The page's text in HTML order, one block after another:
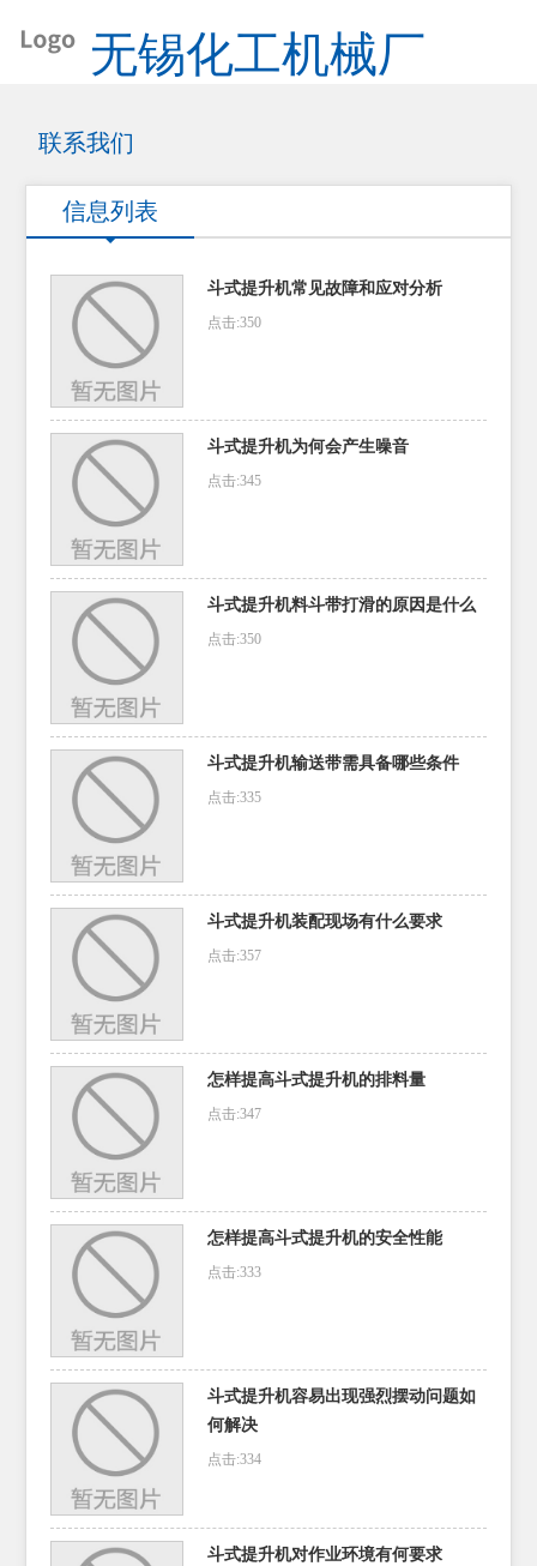
无锡化工机械厂
联系我们
信息列表
斗式提升机常见故障和应对分析
点击:350
斗式提升机为何会产生噪音
点击:345
斗式提升机料斗带打滑的原因是什么
点击:350
斗式提升机输送带需具备哪些条件
点击:335
斗式提升机装配现场有什么要求
点击:357
怎样提高斗式提升机的排料量
点击:347
怎样提高斗式提升机的安全性能
点击:333
斗式提升机容易出现强烈摆动问题如
何解决
点击:334
斗式提升机对作业环境有何要求